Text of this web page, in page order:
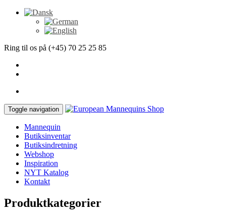
Ring til os på (+45) 70 25 25 85
Toggle navigation
Mannequin
Butiksinventar
Butiksindretning
Webshop
Inspiration
NYT Katalog
Kontakt
Produktkategorier